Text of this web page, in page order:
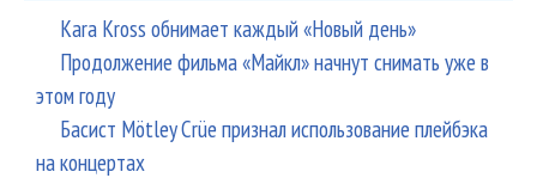
Kara Kross обнимает каждый «Новый день»
Продолжение фильма «Майкл» начнут снимать уже в
этом году
Басист Mötley Crüe признал использование плейбэка
на концертах